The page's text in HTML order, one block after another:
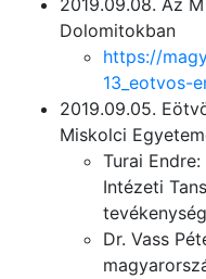
2019.09.08. Az
Dolomitokban
https://
13_eotvos-
2019.09.05.
Miskolci
Turai
Intézeti
Dr. Vass